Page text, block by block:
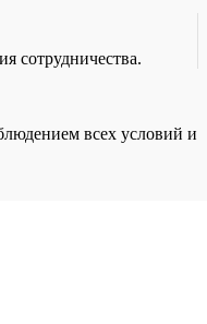
сотрудничества.
всех условий и